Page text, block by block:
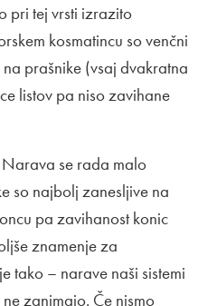
pri tej vrsti izrazito
kosmatincu so venčni
prašnike (vsaj dvakratna
listov pa niso zavihane
se rada malo
so najbolj zanesljive na
pa zavihanost konic
znamenje za
tako – narave naši sistemi
zanimajo. Če nismo